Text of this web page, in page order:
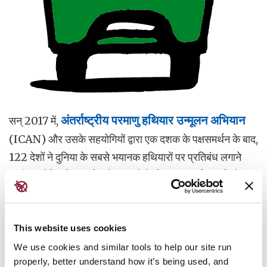
This website uses cookies
We use cookies and similar tools to help our site run
properly, better understand how it’s being used, and
सन्2017 में, अंतर्राष्ट्रीय परमाणु हथियार उन्मूलन अभियान
(ICAN) और उसके सहयोगियों द्वारा एक दशक के पक्षसमर्थन के बाद,
122 देशों ने दुनिया के सबसे भयानक हथियारों पर प्रतिबंध लगाने
परमाणु हथियार निषेध संधि
(TPNW) के रूप में जाना जाता है।
उस समय तक, परमाणु हथियार ही सामूहिक विनाश के ऐसे एकमात्र